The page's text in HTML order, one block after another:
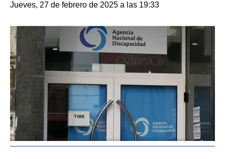
Jueves, 27 de febrero de 2025 a las 19:33